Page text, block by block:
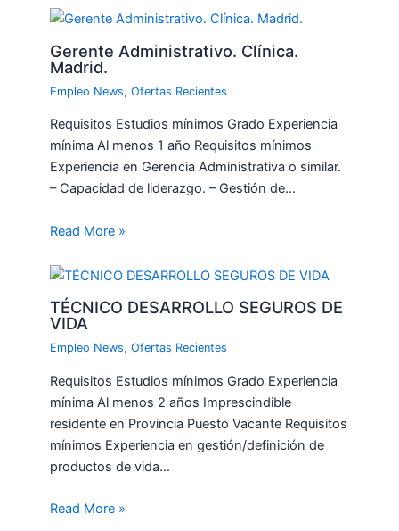
Gerente Administrativo. Clínica.
Madrid.
Empleo News,Ofertas Recientes
Requisitos Estudios mínimos Grado Experiencia
mínima Al menos 1 año Requisitos mínimos
Experiencia en Gerencia Administrativa o similar.
– Capacidad de liderazgo. – Gestión de…
Read More »
TÉCNICO DESARROLLO SEGUROS DE
VIDA
Empleo News,Ofertas Recientes
Requisitos Estudios mínimos Grado Experiencia
mínima Al menos 2 años Imprescindible
residente en Provincia Puesto Vacante Requisitos
mínimos Experiencia en gestión/definición de
productos de vida…
Read More »